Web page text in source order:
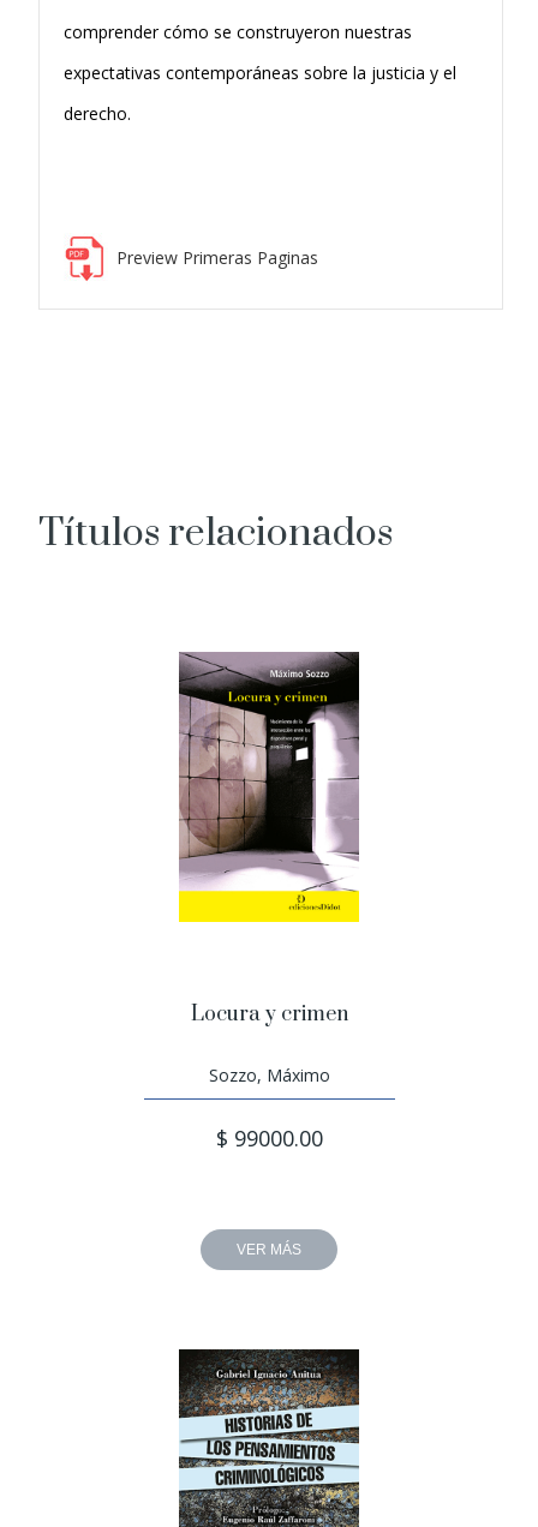
comprender cómo se construyeron nuestras
expectativas contemporáneas sobre la justicia y el
derecho.
Preview Primeras Paginas
Títulos relacionados
Locura y crimen
Sozzo, Máximo
$ 99000.00
VER MÁS